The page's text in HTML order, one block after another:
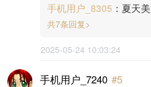
手机用户_8305 ：夏天
共7条回复>
2025-05-24 10:03:24
手机用户_7240 #5